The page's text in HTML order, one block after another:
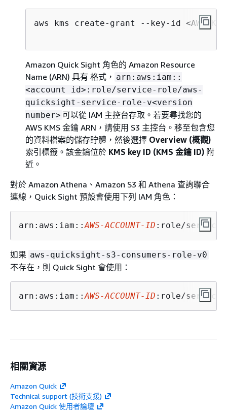
aws kms create-grant --key-id <AWS
Amazon Quick Sight 角色的 Amazon Resource
Name (ARN) 具有 格式， arn:aws:iam::
<account id>:role/service-role/aws-
quicksight-service-role-v<version
number> 可以從 IAM 主控台存取。若要尋找您的
AWS KMS 金鑰 ARN，請使用 S3 主控台。移至包含您
的資料檔案的儲存貯體，然後選擇 Overview (概觀)
索引標籤。該金鑰位於 KMS key ID (KMS 金鑰 ID) 附
近。
對於 Amazon Athena、Amazon S3 和 Athena 查詢聯合
連線，Quick Sight 預設會使用下列 IAM 角色：
arn:aws:iam::AWS-ACCOUNT-ID :role/service-
如果 aws-quicksight-s3-consumers-role-v0
不存在，則 Quick Sight 會使用：
arn:aws:iam::AWS-ACCOUNT-ID :role/
相關資源
Amazon Quick
Technical support (技術支援)
Amazon Quick 使用者論壇